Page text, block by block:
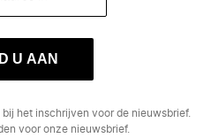
U AAN
bij het inschrijven voor de nieuwsbrief.
voor onze nieuwsbrief.